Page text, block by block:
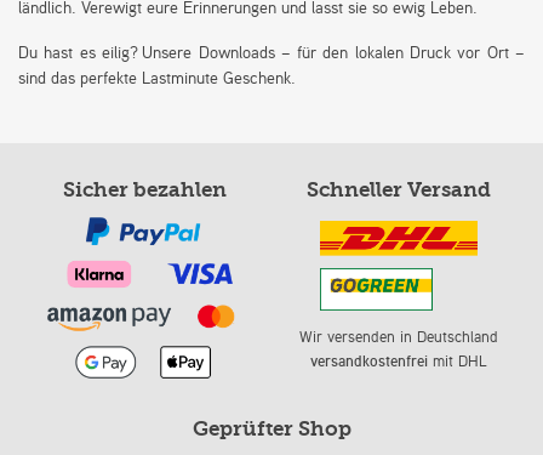
ländlich. Verewigt eure Erinnerungen und lasst sie so ewig Leben.
Du hast es eilig? Unsere Downloads – für den lokalen Druck vor Ort –
sind das perfekte Lastminute Geschenk.
Sicher bezahlen Schneller Versand
Wir versenden in Deutschland
versandkostenfreimit DHL
Geprüfter Shop